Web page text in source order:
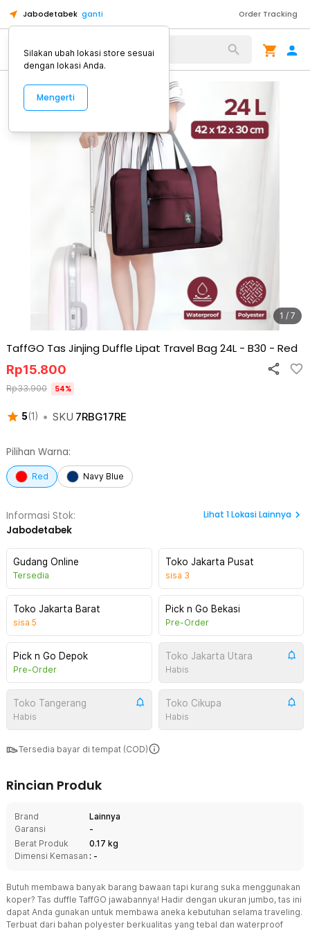
Jabodetabek ganti Order Tracking
Alat Kopi
1 / 7
TaffGO Tas Jinjing Duffle Lipat Travel Bag 24L - B30 - Red
5(1 ) • SKU 7RBG17RE
Rp15.800
Rp33.900 54%
Pilihan Warna:
Red Navy Blue
Informasi Stok:
Jabodetabek
Lihat 1Lokasi Lainnya
Gudang Online
Tersedia
Toko Jakarta Pusat
sisa 3
Toko Jakarta Barat
sisa 5
Pick n Go Bekasi
Pre-Order
Pick n Go Depok
Pre-Order
Toko Jakarta Utara
Habis
Toko Tangerang
Habis
Toko Cikupa
Habis
Tersedia bayar di tempat (COD)
Rincian Produk
Brand
Lainnya
Garansi
-
Berat Produk
0.17 kg
Dimensi Kemasan : -
Butuh membawa banyak barang bawaan tapi kurang suka menggunakan
koper? Tas duffle TaffGO jawabannya! Hadir dengan ukuran jumbo, tas ini
dapat Anda gunakan untuk membawa aneka kebutuhan selama traveling.
Terbuat dari bahan polyester berkualitas yang tebal dan waterproof
Silakan ubah lokasi store sesuai
dengan lokasi Anda.
Mengerti